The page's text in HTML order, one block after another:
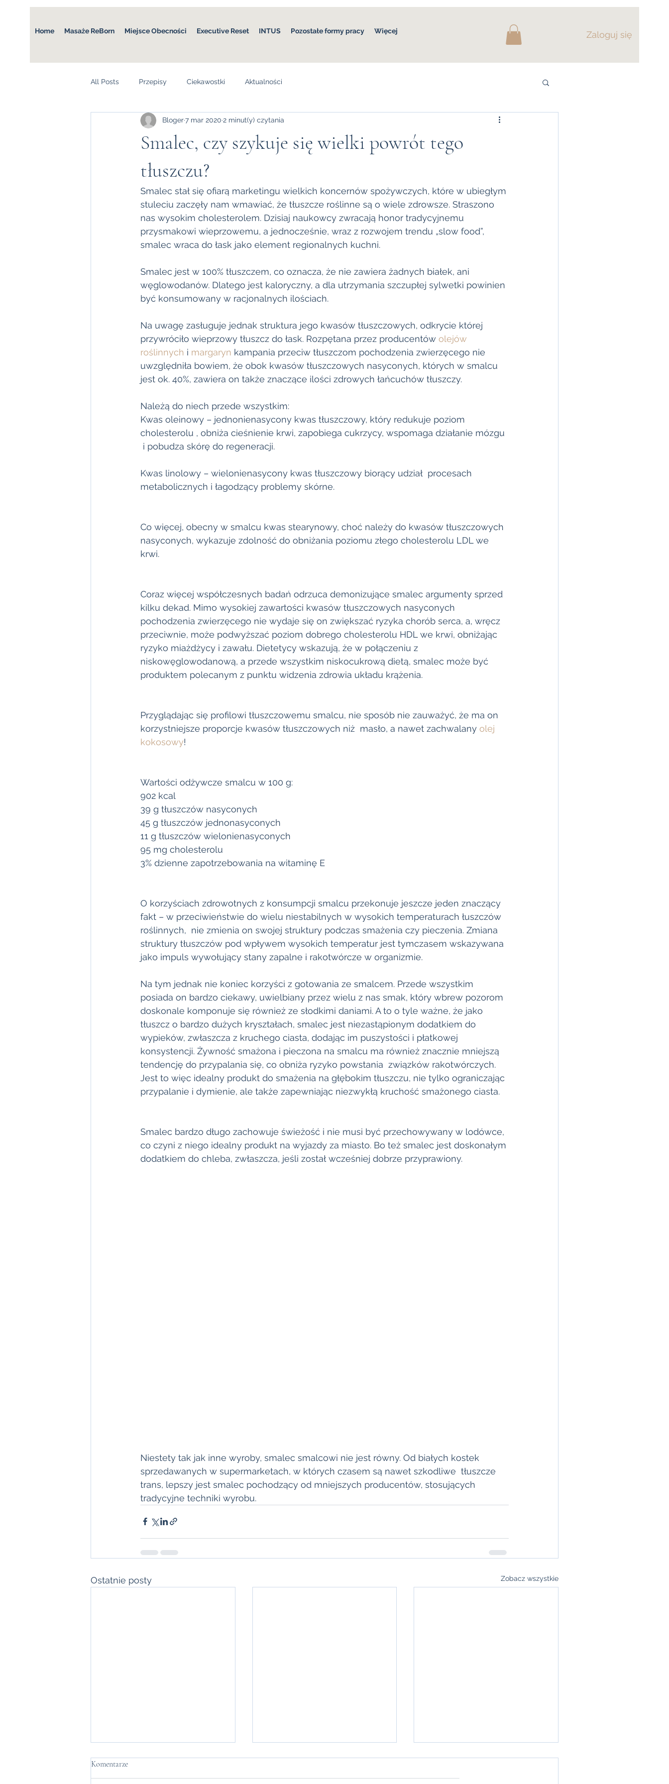
Home Masaże ReBorn Miejsce Obecności Executive Reset INTUS Pozostałe formy pracy Więcej Zaloguj się
All Posts Przepisy Ciekawostki Aktualności
Smalec, czy szykuje się wielki powrót tego
tłuszczu?
Bloger7 mar 2020 2 minut(y) czytania
Smalec stał się ofiarą marketingu wielkich koncernów spożywczych, które w ubiegłym
stuleciu zaczęły nam wmawiać, że tłuszcze roślinne są o wiele zdrowsze. Straszono
nas wysokim cholesterolem. Dzisiaj naukowcy zwracają honor tradycyjnemu
przysmakowi wieprzowemu, a jednocześnie, wraz z rozwojem trendu „slow food”,
smalec wraca do łask jako element regionalnych kuchni.
Smalec jest w 100% tłuszczem, co oznacza, że nie zawiera żadnych białek, ani
węglowodanów. Dlatego jest kaloryczny, a dla utrzymania szczupłej sylwetki powinien
być konsumowany w racjonalnych ilościach.
Na uwagę zasługuje jednak struktura jego kwasów tłuszczowych, odkrycie której
przywróciło wieprzowy tłuszcz do łask. Rozpętana przez producentów olejów
roślinnych i margaryn kampania przeciw tłuszczom pochodzenia zwierzęcego nie
uwzględniła bowiem, że obok kwasów tłuszczowych nasyconych, których w smalcu
jest ok. 40%, zawiera on także znaczące ilości zdrowych łańcuchów tłuszczy.
Należą do niech przede wszystkim:
Kwas oleinowy – jednonienasycony kwas tłuszczowy, który redukuje poziom
cholesterolu , obniża cieśnienie krwi, zapobiega cukrzycy, wspomaga działanie mózgu
i pobudza skórę do regeneracji.
Kwas linolowy – wielonienasycony kwas tłuszczowy biorący udział  procesach
metabolicznych i łagodzący problemy skórne.
Co więcej, obecny w smalcu kwas stearynowy, choć należy do kwasów tłuszczowych
nasyconych, wykazuje zdolność do obniżania poziomu złego cholesterolu LDL we
krwi.
Coraz więcej współczesnych badań odrzuca demonizujące smalec argumenty sprzed
kilku dekad. Mimo wysokiej zawartości kwasów tłuszczowych nasyconych
pochodzenia zwierzęcego nie wydaje się on zwiększać ryzyka chorób serca, a, wręcz
przeciwnie, może podwyższać poziom dobrego cholesterolu HDL we krwi, obniżając
ryzyko miażdżycy i zawału. Dietetycy wskazują, że w połączeniu z
niskowęglowodanową, a przede wszystkim niskocukrową dietą, smalec może być
produktem polecanym z punktu widzenia zdrowia układu krążenia.
Przyglądając się profilowi tłuszczowemu smalcu, nie sposób nie zauważyć, że ma on
korzystniejsze proporcje kwasów tłuszczowych niż  masło, a nawet zachwalany olej
kokosowy!
Wartości odżywcze smalcu w 100 g:
902 kcal
39 g tłuszczów nasyconych
45 g tłuszczów jednonasyconych
11 g tłuszczów wielonienasyconych
95 mg cholesterolu
3% dzienne zapotrzebowania na witaminę E
O korzyściach zdrowotnych z konsumpcji smalcu przekonuje jeszcze jeden znaczący
fakt – w przeciwieństwie do wielu niestabilnych w wysokich temperaturach łuszczów
roślinnych,  nie zmienia on swojej struktury podczas smażenia czy pieczenia. Zmiana
struktury tłuszczów pod wpływem wysokich temperatur jest tymczasem wskazywana
jako impuls wywołujący stany zapalne i rakotwórcze w organizmie.
Na tym jednak nie koniec korzyści z gotowania ze smalcem. Przede wszystkim
posiada on bardzo ciekawy, uwielbiany przez wielu z nas smak, który wbrew pozorom
doskonale komponuje się również ze słodkimi daniami. A to o tyle ważne, że jako
tłuszcz o bardzo dużych kryształach, smalec jest niezastąpionym dodatkiem do
wypieków, zwłaszcza z kruchego ciasta, dodając im puszystości i płatkowej
konsystencji. Żywność smażona i pieczona na smalcu ma również znacznie mniejszą
tendencję do przypalania się, co obniża ryzyko powstania  związków rakotwórczych.
Jest to więc idealny produkt do smażenia na głębokim tłuszczu, nie tylko ograniczając
przypalanie i dymienie, ale także zapewniając niezwykłą kruchość smażonego ciasta.
Smalec bardzo długo zachowuje świeżość i nie musi być przechowywany w lodówce,
co czyni z niego idealny produkt na wyjazdy za miasto. Bo też smalec jest doskonałym
dodatkiem do chleba, zwłaszcza, jeśli został wcześniej dobrze przyprawiony.
Niestety tak jak inne wyroby, smalec smalcowi nie jest równy. Od białych kostek
sprzedawanych w supermarketach, w których czasem są nawet szkodliwe  tłuszcze
trans, lepszy jest smalec pochodzący od mniejszych producentów, stosujących
tradycyjne techniki wyrobu.
Ostatnie posty Zobacz wszystkie
Jak się wyciszyć, gdy wszystko Cię
Komentarze